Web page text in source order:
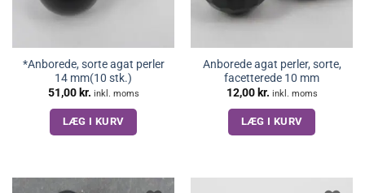
*Anborede, sorte agat perler
14 mm(10 stk.)
51,00 kr. inkl. moms
LÆG I KURV
Anborede agat perler, sorte,
facetterede 10 mm
12,00 kr. inkl. moms
LÆG I KURV